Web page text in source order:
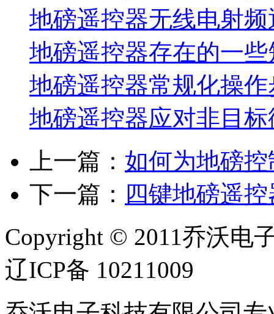
地磅遥控器无线电射频
地磅遥控器存在的一些
地磅遥控器常规化操作
地磅遥控器应对非目标
上一篇： 如何为地磅
下一篇： 四键地磅遥
Copyright © 2011乔沃电
辽ICP备 10211009